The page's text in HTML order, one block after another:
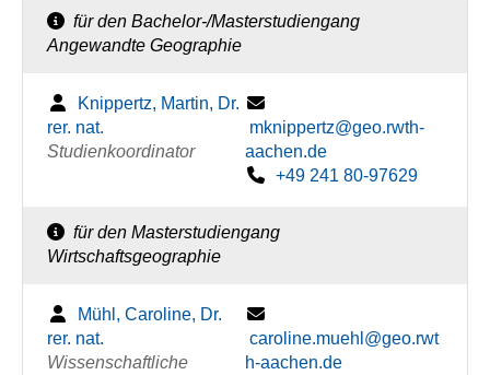
für den Bachelor-/Masterstudiengang
Angewandte Geographie
Knippertz, Martin, Dr.
rer. nat.
Studienkoordinator
mknippertz@geo.rwth-
aachen.de
+49 241 80-97629
für den Masterstudiengang
Wirtschaftsgeographie
Mühl, Caroline, Dr.
rer. nat.
Wissenschaftliche
caroline.muehl@geo.rwt
h-aachen.de